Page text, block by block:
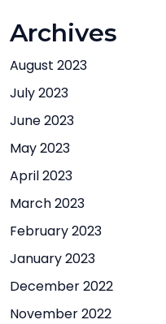
Archives
August 2023
July 2023
June 2023
May 2023
April 2023
March 2023
February 2023
January 2023
December 2022
November 2022